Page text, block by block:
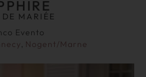
DE MARIÉE
Evento
, Nogent/Marne